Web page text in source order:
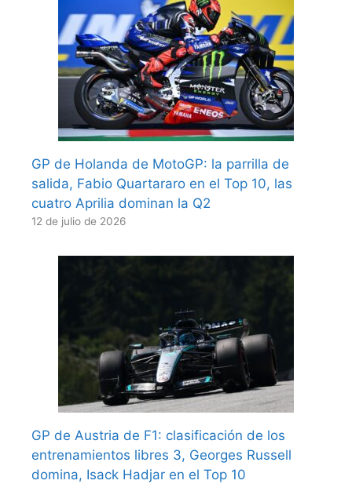
GP de Holanda de MotoGP: la parrilla de
salida, Fabio Quartararo en el Top 10, las
cuatro Aprilia dominan la Q2
12 de julio de 2026
GP de Austria de F1: clasificación de los
entrenamientos libres 3, Georges Russell
domina, Isack Hadjar en el Top 10